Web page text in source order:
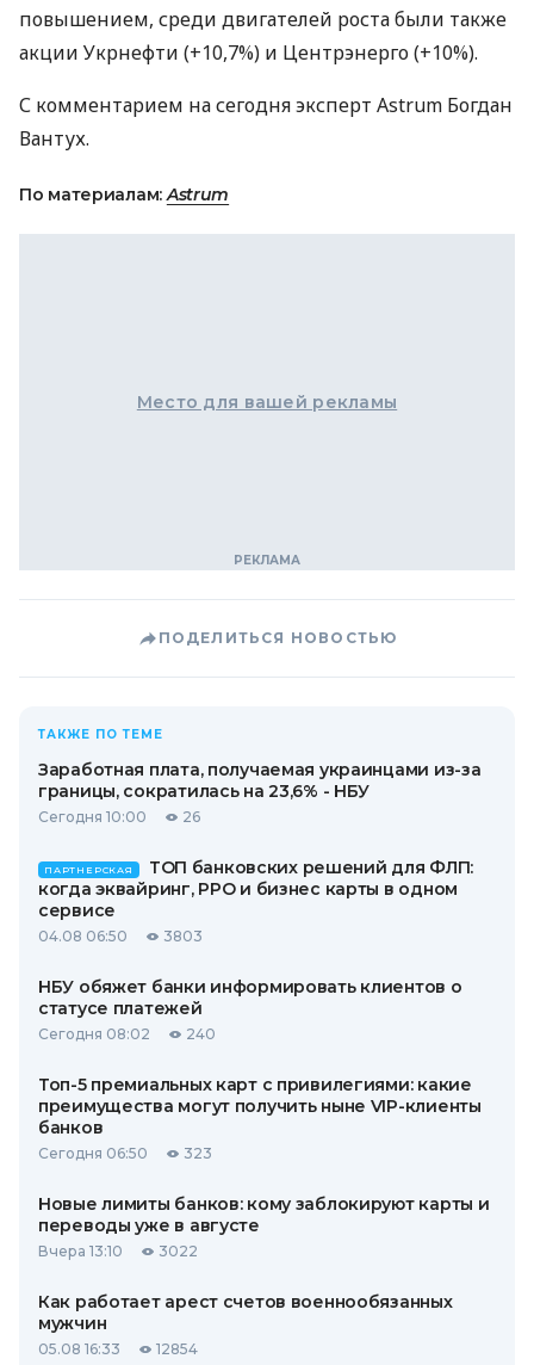
повышением, среди двигателей роста были также
акции Укрнефти (+10,7%) и Центрэнерго (+10%).
С комментарием на сегодня эксперт Astrum Богдан
Вантух.
По материалам:Astrum
Место для вашей рекламы
ПОДЕЛИТЬСЯ НОВОСТЬЮ
ТАКЖЕ ПО ТЕМЕ
Заработная плата, получаемая украинцами из-за
границы, сократилась на 23,6% - НБУ
Сегодня 10:00 26
ПАРТНЕРСКАЯ
ТОП банковских решений для ФЛП:
когда эквайринг, РРО и бизнес карты в одном
сервисе
04.08 06:50 3803
НБУ обяжет банки информировать клиентов о
статусе платежей
Сегодня 08:02 240
Топ-5 премиальных карт с привилегиями: какие
преимущества могут получить ныне VIP-клиенты
банков
Сегодня 06:50 323
Новые лимиты банков: кому заблокируют карты и
переводы уже в августе
Вчера 13:10 3022
Как работает арест счетов военнообязанных
мужчин
05.08 16:33 12854